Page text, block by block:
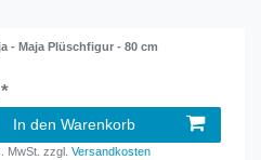
- Maja Plüschfigur - 80 cm
In den Warenkorb
MwSt. zzgl.Versandkosten